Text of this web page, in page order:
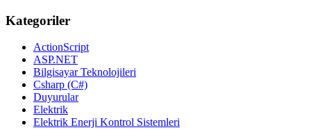
Kategoriler
ActionScript
ASP.NET
Bilgisayar Teknolojileri
Csharp (C#)
Duyurular
Elektrik
Elektrik Enerji Kontrol Sistemleri